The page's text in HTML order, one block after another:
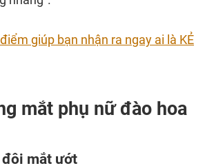
giúp bạn nhận ra ngay ai là KẺ
mắt phụ nữ đào hoa
mắt ướt